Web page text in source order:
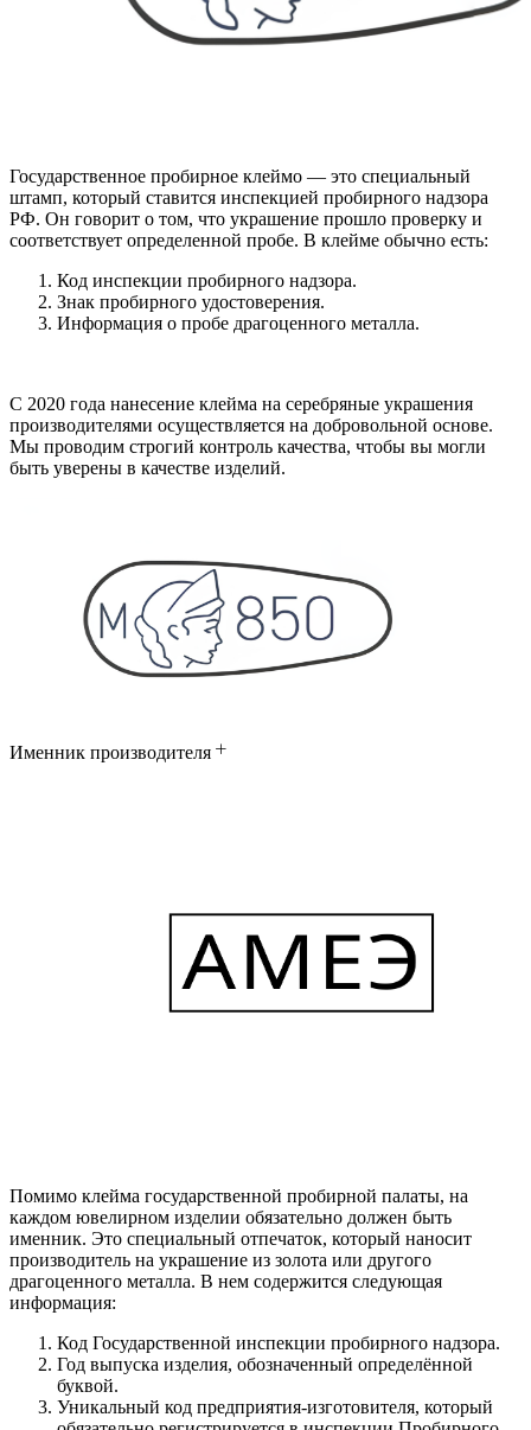
Государственное пробирное клеймо — это специальный
штамп, который ставится инспекцией пробирного надзора
РФ. Он говорит о том, что украшение прошло проверку и
соответствует определенной пробе. В клейме обычно есть:
Код инспекции пробирного надзора.
Знак пробирного удостоверения.
Информация о пробе драгоценного металла.
С 2020 года нанесение клейма на серебряные украшения
производителями осуществляется на добровольной основе.
Мы проводим строгий контроль качества, чтобы вы могли
быть уверены в качестве изделий.
Именник производителя
Помимо клейма государственной пробирной палаты, на
каждом ювелирном изделии обязательно должен быть
именник. Это специальный отпечаток, который наносит
производитель на украшение из золота или другого
драгоценного металла. В нем содержится следующая
информация:
Код Государственной инспекции пробирного надзора.
Год выпуска изделия, обозначенный определённой
буквой.
Уникальный код предприятия-изготовителя, который